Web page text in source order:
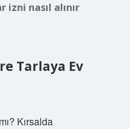
izni nasıl alınır
Tarlaya Ev
Kırsalda